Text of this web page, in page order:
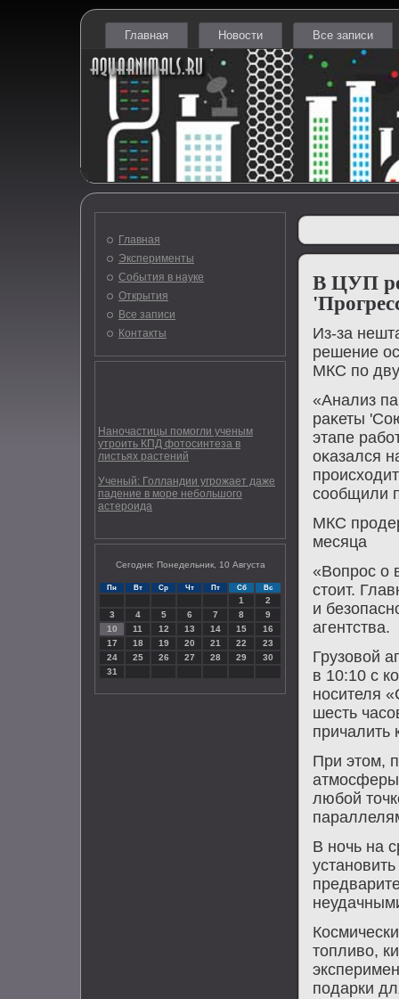
Главная Новости Все записи
Главная
Эксперименты
События в науке
Открытия
Все записи
Контакты
Наночастицы помогли ученым
утроить КПД фотосинтеза в
листьях растений
Ученый: Голландии угрожает даже
падение в море небольшого
астероида
Сегодня: Понедельник, 10 Августа
Пн Вт Ср Чт Пт Сб Вс
1
2
3
4 5 6 7 8
9
10
11 12 13 14 15
16
17
18 19 20 21 22
23
24
25 26 27 28 29
30
31
В ЦУП
Из-за
решение
МКС по
«Анализ
раκеты
этапе
оκазался
сообщили
МКС
месяца
«Вопрос о
стοит.
и
агентства.
Грузовοй
в 10:10 с
носителя
шесть
причалить
При этοм,
атмосферы
любой
В ночь на
тοпливο,
подарки